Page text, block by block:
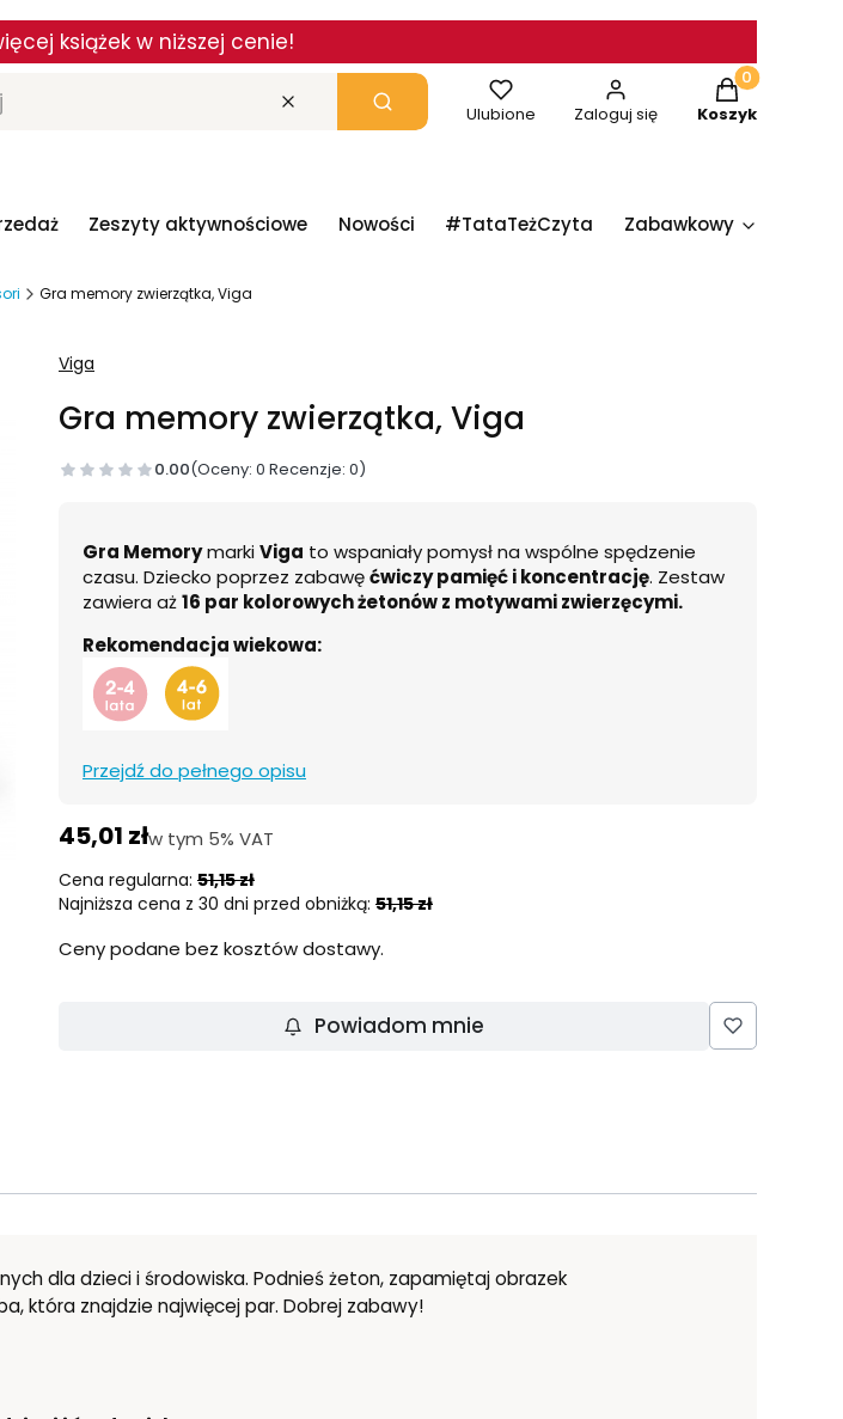
książek w niższej cenie!
Wyczyść Szukaj Ulubione Zaloguj się
Produkty w
Koszyk
Zeszyty aktywnościowe Nowości #TataTeżCzyta Zabawkowy
Gra memory zwierzątka, Viga
Viga
Gra memory zwierzątka, Viga
0.00(Oceny: 0 Recenzje: 0)
Gra MemorymarkiViga to wspaniały pomysł na wspólne spędzenie
czasu. Dziecko poprzez zabawęćwiczy pamięć i koncentrację. Zestaw
zawiera aż16 par kolorowych żetonów z motywami zwierzęcymi.
Rekomendacja wiekowa:
Przejdź do pełnego opisu
45,01 złw tym 5% VAT
w tym 5% VAT
Cena regularna: 51,15 zł
Najniższa cena z 30 dni przed obniżką: 51,15 zł
Ceny podane bez kosztów dostawy.
Powiadom mnie
dla dzieci i środowiska. Podnieś żeton, zapamiętaj obrazek
która znajdzie najwięcej par. Dobrej zabawy!